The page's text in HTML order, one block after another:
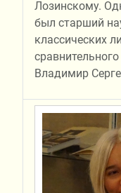
Лозинскому.
был старший
классических
Владимир